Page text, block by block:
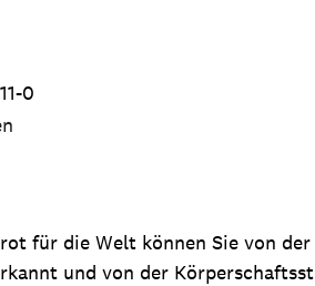
0
für die Welt können Sie von
und von der